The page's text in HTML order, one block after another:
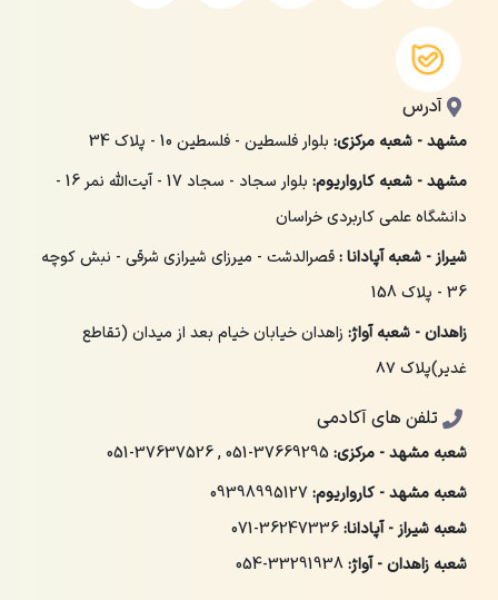
آدرس
مشهد - شعبه مرکزی: بلوار فلسطین - فلسطین 10 - پلاک 34
مشهد - شعبه کارواریوم:
بلوار سجاد - سجاد 17 - آیت‌الله نمر 16 -
دانشگاه علمی کاربردی خراسان
شیراز - شعبه آپادانا :قصرالدشت - میرزای شیرازی شرقی - نبش کوچه
36 - پلاک 158
زاهدان - شعبه آواژ: زاهدان خیابان خیام بعد از میدان (تقاطع
غدیر)پلاک ۸۷
تلفن های آکادمی
شعبه مشهد - مرکزی: 051-37669295
,
051-37637526
شعبه مشهد - کارواریوم:09398995127
شعبه شیراز - آپادانا:071-36247336
شعبه زاهدان - آواژ:054-33291938